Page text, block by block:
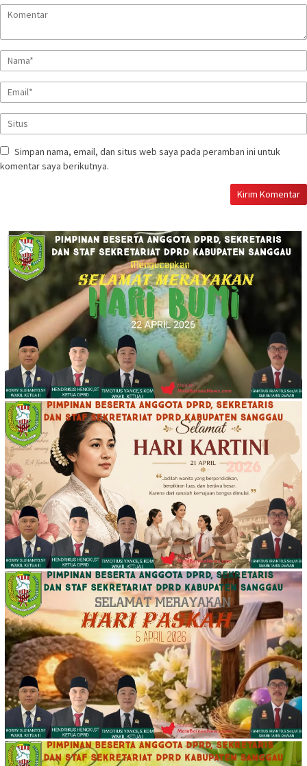
Simpan nama, email, dan situs web saya pada peramban ini untuk
komentar saya berikutnya.